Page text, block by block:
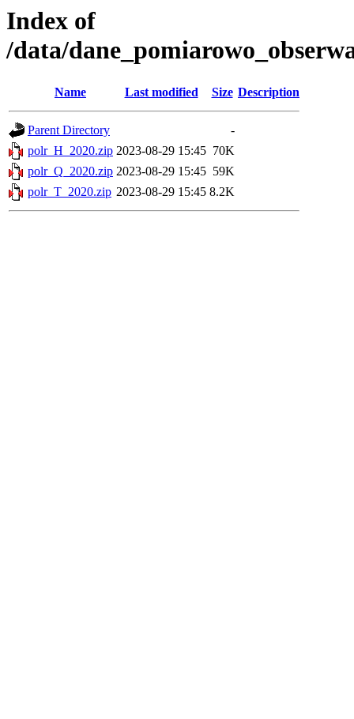
Index of
/data/
Name Last modified Size Description
Parent Directory
-
polr_H_2020.zip 2023-08-29 15:45 70K
polr_Q_2020.zip 2023-08-29 15:45 59K
polr_T_2020.zip 2023-08-29 15:45 8.2K